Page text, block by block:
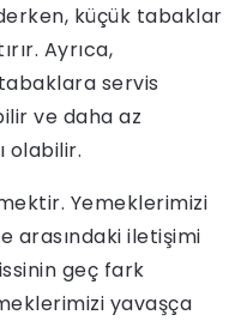
küçük tabaklar
Ayrıca,
servis
ve daha az
olabilir.
Yemeklerimizi
arasındaki iletişimi
geç fark
yavaşça